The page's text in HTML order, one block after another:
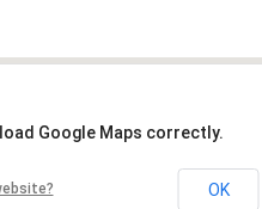
Google Maps correctly.
OK